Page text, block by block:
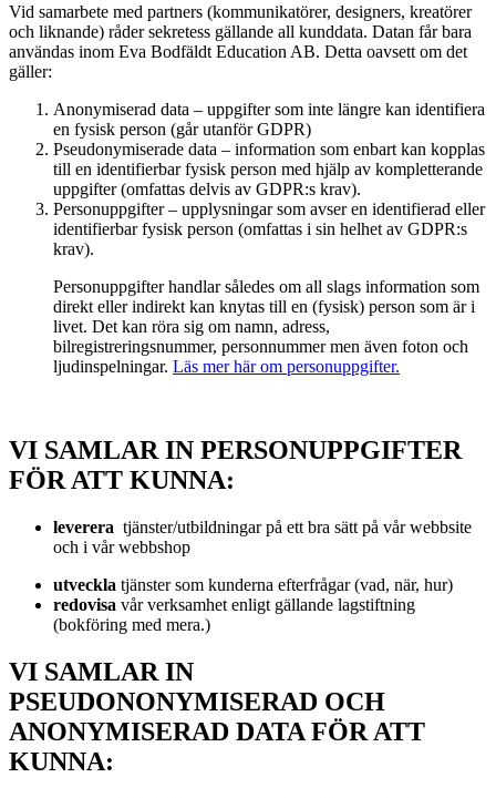
Vid samarbete med partners (kommunikatörer, designers, kreatörer
och liknande) råder sekretess gällande all kunddata. Datan får bara
användas inom Eva Bodfäldt Education AB. Detta oavsett om det
gäller:
Anonymiserad data – uppgifter som inte längre kan identifiera
en fysisk person (går utanför GDPR)
Pseudonymiserade data – information som enbart kan kopplas
till en identifierbar fysisk person med hjälp av kompletterande
uppgifter (omfattas delvis av GDPR:s krav).
Personuppgifter – upplysningar som avser en identifierad eller
identifierbar fysisk person (omfattas i sin helhet av GDPR:s
krav).
Personuppgifter handlar således om all slags information som
direkt eller indirekt kan knytas till en (fysisk) person som är i
livet. Det kan röra sig om namn, adress,
bilregistreringsnummer, personnummer men även foton och
ljudinspelningar. Läs mer här om personuppgifter.
VI SAMLAR IN PERSONUPPGIFTER
FÖR ATT KUNNA:
leverera tjänster/utbildningar på ett bra sätt på vår webbsite
och i vår webbshop
utveckla tjänster som kunderna efterfrågar (vad, när, hur)
redovisa vår verksamhet enligt gällande lagstiftning
(bokföring med mera.)
VI SAMLAR IN
PSEUDONONYMISERAD OCH
ANONYMISERAD DATA FÖR ATT
KUNNA: